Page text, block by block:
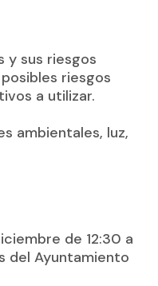
y sus riesgos
riesgos
a utilizar.
ambientales, luz,
de 12:30 a
del Ayuntamiento